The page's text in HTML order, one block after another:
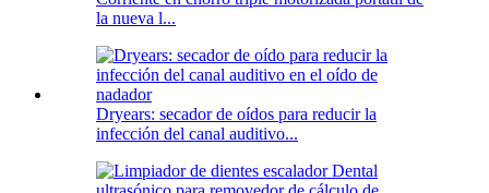
la nueva l...
Dryears: secador de oídos para reducir la
infección del canal auditivo...